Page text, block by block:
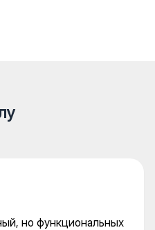
но функциональных